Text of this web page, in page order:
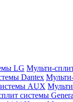
LG Мульти-
Dantex
AUX
системы